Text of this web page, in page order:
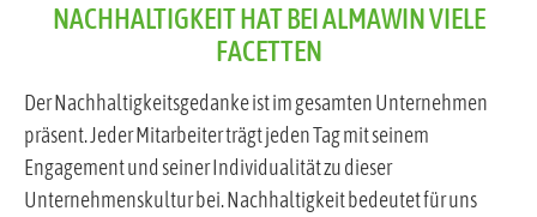
NACHHALTIGKEIT HAT BEI ALMAWIN VIELE
FACETTEN
Der Nachhaltigkeitsgedanke ist im gesamten Unternehmen
präsent. Jeder Mitarbeiter trägt jeden Tag mit seinem
Engagement und seiner Individualität zu dieser
Unternehmenskultur bei. Nachhaltigkeit bedeutet für uns